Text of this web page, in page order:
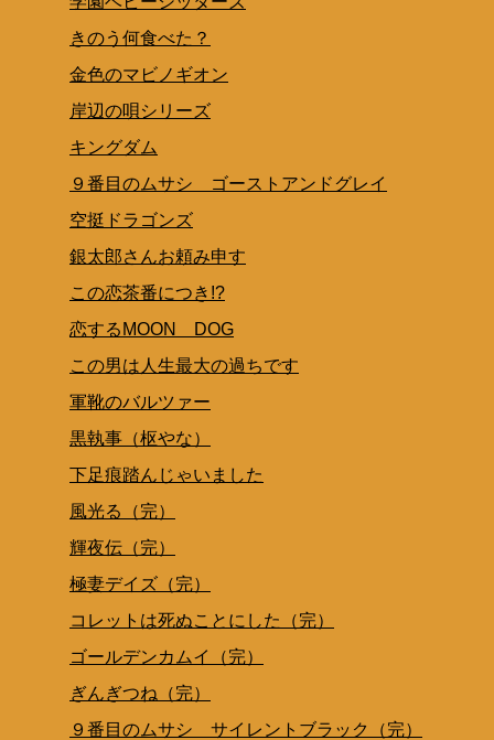
きのう何食べた？
金色のマビノギオン
岸辺の唄シリーズ
キングダム
９番目のムサシ ゴーストアンドグレイ
空挺ドラゴンズ
銀太郎さんお頼み申す
この恋茶番につき!?
恋するMOON DOG
この男は人生最大の過ちです
軍靴のバルツァー
黒執事（枢やな）
下足痕踏んじゃいました
風光る（完）
輝夜伝（完）
極妻デイズ（完）
コレットは死ぬことにした（完）
ゴールデンカムイ（完）
ぎんぎつね（完）
９番目のムサシ サイレントブラック（完）